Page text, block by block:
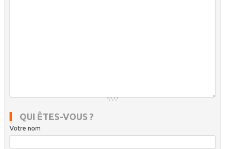
QUI ÊTES-VOUS ?
Votre nom